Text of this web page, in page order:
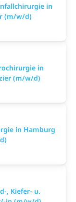
in
(m/w/d)
in
(m/w/d)
in Hamburg
, Kiefer- u.